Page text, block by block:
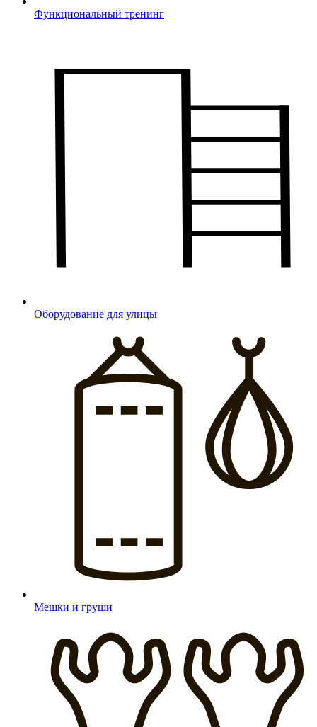
Функциональный тренинг
Оборудование для улицы
Мешки и груши